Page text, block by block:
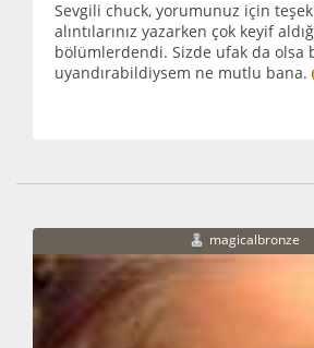
Sevgili chuck, yorumunuz için
alıntılarınız yazarken çok keyif
bölümlerdendi. Sizde ufak da olsa
uyandırabildiysem ne mutlu bana.
magicalbronze